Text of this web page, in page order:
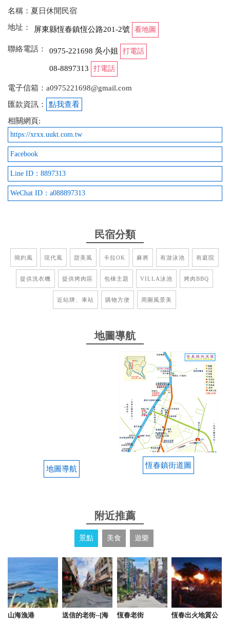
2023-11-25 22:34:15
已經來住第二次的民宿！ 非常推薦來這裡包棟，包棟
麻將、烤肉 且房間跟所有環境都非常乾淨 民宿老闆
娘人也很好很親切 總之非常推薦
from google
from google
2023-07-17 09:35:20
房間很舒服 空間很大 附近購買東西也很方便
from google
2023-04-25 20:22:46
心已經來住第三次了❤️
from google
很棒的民宿，有大大泳池，還可以烤肉、可以唱歌，
還有麻將桌可以使用，游泳池大人小孩都玩的很開
心！ 老闆娘服務超好，還招待我們吃很多樣的好吃的
from google
包棟 好選擇 環境整潔、烤肉設備齊全、小朋友玩水
很開心 晚上去逛完墾丁大街、老闆娘還貼心傳訊息告
知、冰箱有準備水果（份量還很多） 好貼心⋯ 唯一
不知道是不是開放式空間的冷氣太強了、導致鍋子不
好受熱（最後還是有如期的煮鍋湯、配烤肉吃） 推薦
給大家
from google
名稱：夏日休閒民宿
地址：
屏東縣恆春鎮恆公路201-2號 看地圖
聯絡電話： 0975-221698 吳小姐 打電話
08-8897313 打電話
電子信箱：a0975221698@gmail.com
匯款資訊：
點我查看
相關網頁:
https://xrxx.uukt.com.tw
Facebook
Line ID：8897313
WeChat ID：a088897313
民宿分類
簡約風 現代風 甜美風 卡拉OK 麻將 有游泳池 有庭院
提供洗衣機 提供烤肉區 包棟主題 VILLA泳池 烤肉BBQ
近站牌、車站 購物方便 周圍風景美
地圖導航
地圖導航 恆春鎮街道圖
附近推薦
景點 美食 遊樂
山海漁港
送信的老街--[海
恆春老街
恆春出火地質公